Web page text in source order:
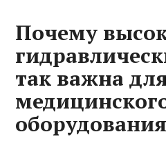
Почему
так важна
оборудования